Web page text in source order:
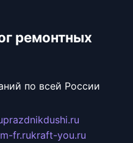
ремонтных
по всей России
prazdnikdushi.ru
fr.rukraft-you.ru